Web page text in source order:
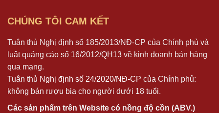
CHÚNG TÔI CAM KẾT
Tuân thủ Nghị định số 185/2013/NĐ-CP của Chính phủ và
luật quảng cáo số 16/2012/QH13 về kinh doanh bán hàng
qua mạng.
Tuân thủ Nghị định số 24/2020/NĐ-CP của Chính phủ:
không bán rượu bia cho người dưới 18 tuổi.
Các sản phẩm trên Website có nồng độ cồn (ABV.)